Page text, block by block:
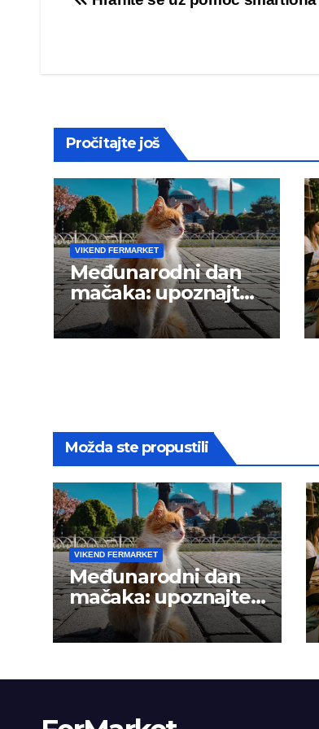
Pročitajte još
VIKEND FERMARKET
Međunarodni dan
mačaka: upoznajte
istanbulske mace
Možda ste propustili
VIKEND FERMARKET
Međunarodni dan
mačaka: upoznajte
istanbulske mace